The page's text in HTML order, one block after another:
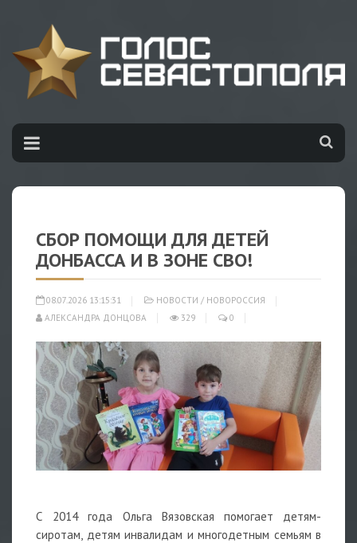
СБОР ПОМОЩИ ДЛЯ ДЕТЕЙ
ДОНБАССА И В ЗОНЕ СВО!
08.07.2026 13:15:31 НОВОСТИ / НОВОРОССИЯ
АЛЕКСАНДРА ДОНЦОВА
329 0
С 2014 года Ольга Вязовская помогает детям-
сиротам, детям инвалидам и многодетным семьям в